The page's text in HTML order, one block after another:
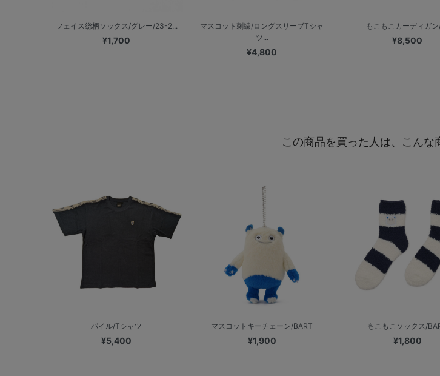
フェイス総柄ソックス/グレー/23-2...
¥1,700
マスコット刺繍/ロングスリーブTシャ
ツ...
¥4,800
もこもこカーディガ
¥8,500
この商品を買った人は、こんな
パイル/Tシャツ
¥5,400
マスコットキーチェーン/BART
¥1,900
もこもこソックス/
¥1,800